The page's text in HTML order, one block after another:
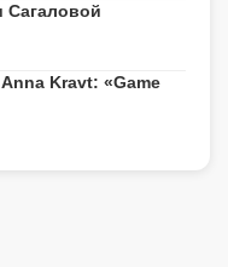
Сагаловой
Kravt: «Game